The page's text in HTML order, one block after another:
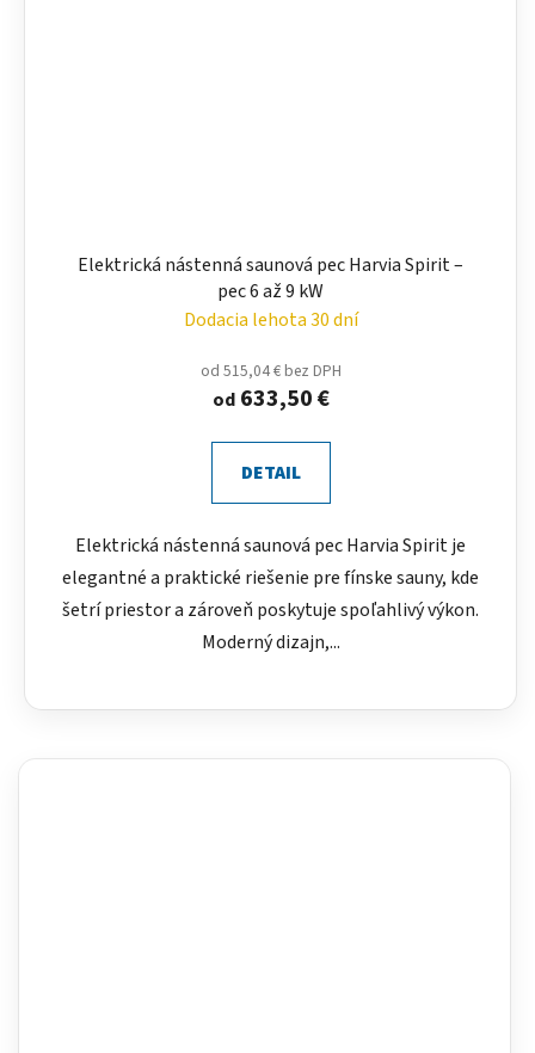
Elektrická nástenná saunová pec Harvia Spirit –
pec 6 až 9 kW
Dodacia lehota 30 dní
od 515,04 € bez DPH
od633,50 €
DETAIL
Elektrická nástenná saunová pec Harvia Spirit je
elegantné a praktické riešenie pre fínske sauny, kde
šetrí priestor a zároveň poskytuje spoľahlivý výkon.
Moderný dizajn,...